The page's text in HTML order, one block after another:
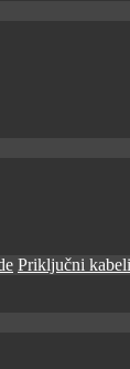
Priključni kabeli